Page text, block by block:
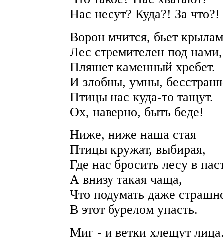
Нас несут? Куда?! За что?!
Ворон мчится, бьет
Лес стремителен под нами,
Пляшет каменный хребет.
И злобны, умны,
Птицы нас куда-то тащут.
Ох, наверно, быть беде!
Ниже, ниже наша стая
Птицы кружат, выбирая,
Где нас бросить лесу в
А внизу такая чаща,
Что подумать даже
В этот бурелом упасть.
Миг - и ветки хлещут